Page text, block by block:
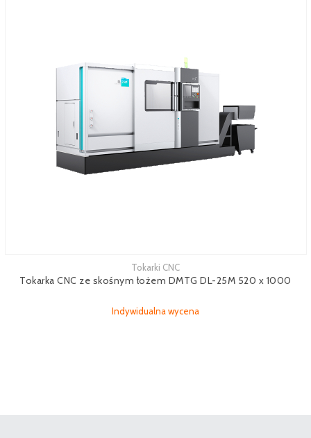
Tokarki CNC
Tokarka CNC ze skośnym łożem DMTG DL-25M 520 x 1000
Indywidualna wycena